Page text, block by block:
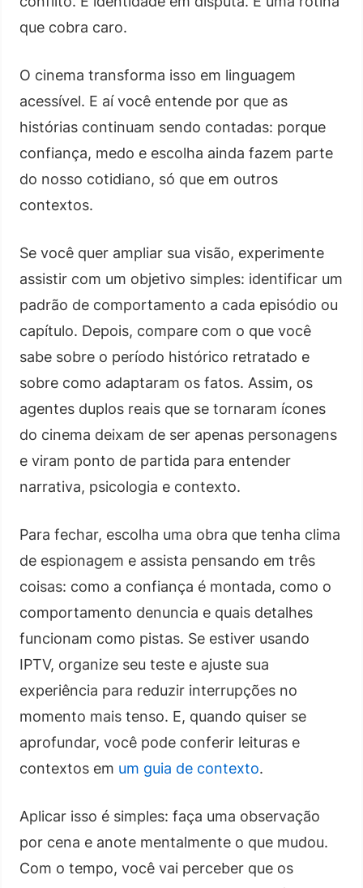
que cobra caro.
O cinema transforma isso em linguagem
acessível. E aí você entende por que as
histórias continuam sendo contadas: porque
confiança, medo e escolha ainda fazem parte
do nosso cotidiano, só que em outros
contextos.
Se você quer ampliar sua visão, experimente
assistir com um objetivo simples: identificar um
padrão de comportamento a cada episódio ou
capítulo. Depois, compare com o que você
sabe sobre o período histórico retratado e
sobre como adaptaram os fatos. Assim, os
agentes duplos reais que se tornaram ícones
do cinema deixam de ser apenas personagens
e viram ponto de partida para entender
narrativa, psicologia e contexto.
Para fechar, escolha uma obra que tenha clima
de espionagem e assista pensando em três
coisas: como a confiança é montada, como o
comportamento denuncia e quais detalhes
funcionam como pistas. Se estiver usando
IPTV, organize seu teste e ajuste sua
experiência para reduzir interrupções no
momento mais tenso. E, quando quiser se
aprofundar, você pode conferir leituras e
contextos em um guia de contexto.
Aplicar isso é simples: faça uma observação
por cena e anote mentalmente o que mudou.
Com o tempo, você vai perceber que os